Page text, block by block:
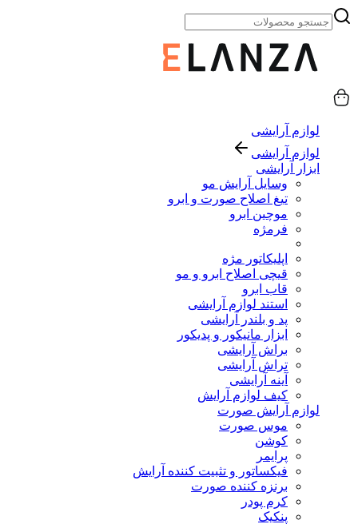
لوازم آرایشی
لوازم آرایشی
ابزار آرایشی
وسایل آرایش مو
تیغ اصلاح صورت و ابرو
موچین ابرو
فرمژه
اپلیکاتور مژه
قیچی اصلاح ابرو و مو
قاب ابرو
استند لوازم آرایشی
پد و بلندر آرایشی
ابزار مانیکور و پدیکور
براش آرایشی
تراش آرایشی
آینه آرایشی
کیف لوازم آرایش
لوازم آرایش صورت
موس صورت
کوشن
پرایمر
فیکساتور و تثبیت کننده آرایش
برنزه کننده صورت
کرم پودر
پنکیک